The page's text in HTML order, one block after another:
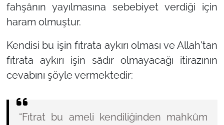
fahşânın yayılmasına sebebiyet verdiği için
haram olmuştur.
Kendisi bu işin fıtrata aykırı olması ve Allah'tan
fıtrata aykırı işin sâdır olmayacağı itirazının
cevabını şöyle vermektedir:
“Fıtrat bu ameli kendiliğinden mahkûm